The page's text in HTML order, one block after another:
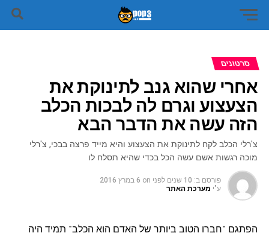
סרטונים
אחרי שהוא גנב לתינוקת את
הצעצוע וגרם לה לבכות הכלב
הזה עשה את הדבר הבא
צ'רלי הכלב לקח לתינוקת את הצעצוע והיא מייד פרצה בבכי, צ'רלי
מוכה רגשות אשם עשה הכל בכדי שהיא תסלח לו
פורסם ב: 10 שנים לפני on 6 במרץ 2016
ע"י מערכת האתר
הפתגם "חברו הטוב ביותר של האדם הוא הכלב" תמיד היה